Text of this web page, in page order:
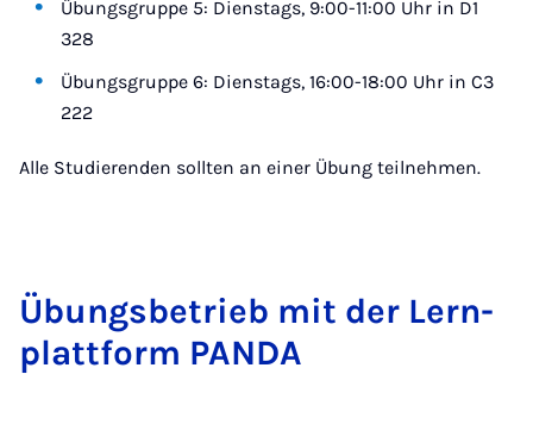
Übungsgruppe 5: Dienstags, 9:00-11:00 Uhr in D1
328
Übungsgruppe 6: Dienstags, 16:00-18:00 Uhr in C3
222
Alle Studierenden sollten an einer Übung teilnehmen.
Übungs­be­trieb mit der Lern­
platt­form PAN­DA